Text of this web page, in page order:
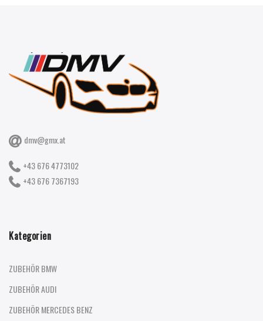
dmv@gmx.at
+43 676 4773102
+43 676 7367193
Kategorien
ZUBEHÖR BMW
ZUBEHÖR AUDI
ZUBEHÖR MERCEDES BENZ